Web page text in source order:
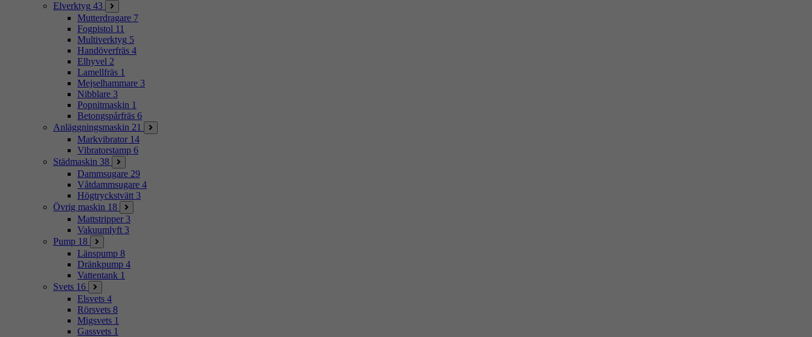
Elverktyg 43
Mutterdragare 7
Fogpistol 11
Multiverktyg 5
Handöverfräs 4
Elhyvel 2
Lamellfräs 1
Mejselhammare 3
Nibblare 3
Popnitmaskin 1
Betongspårfräs 6
Anläggningsmaskin 21
Markvibrator 14
Vibratorstamp 6
Städmaskin 38
Dammsugare 29
Våtdammsugare 4
Högtryckstvätt 3
Övrig maskin 18
Mattstripper 3
Vakuumlyft 3
Pump 18
Länspump 8
Dränkpump 4
Vattentank 1
Svets 16
Elsvets 4
Rörsvets 8
Migsvets 1
Gassvets 1